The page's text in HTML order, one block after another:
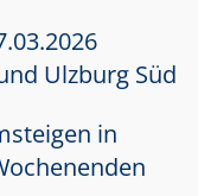
Ulzburg Süd
in